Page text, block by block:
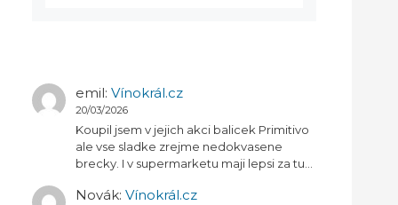
emil: Vínokrál.cz
20/03/2026
Koupil jsem v jejich akci balicek Primitivo
ale vse sladke zrejme nedokvasene
brecky. I v supermarketu maji lepsi za tu…
Novák: Vínokrál.cz